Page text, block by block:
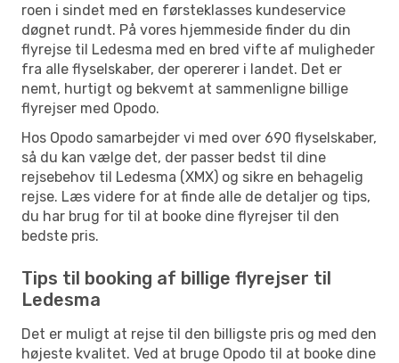
roen i sindet med en førsteklasses kundeservice
døgnet rundt. På vores hjemmeside finder du din
flyrejse til Ledesma med en bred vifte af muligheder
fra alle flyselskaber, der opererer i landet. Det er
nemt, hurtigt og bekvemt at sammenligne billige
flyrejser med Opodo.
Hos Opodo samarbejder vi med over 690 flyselskaber,
så du kan vælge det, der passer bedst til dine
rejsebehov til Ledesma (XMX) og sikre en behagelig
rejse. Læs videre for at finde alle de detaljer og tips,
du har brug for til at booke dine flyrejser til den
bedste pris.
Tips til booking af billige flyrejser til
Ledesma
Det er muligt at rejse til den billigste pris og med den
højeste kvalitet. Ved at bruge Opodo til at booke dine